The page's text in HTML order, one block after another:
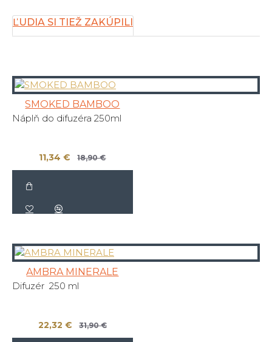
ĽUDIA SI TIEŽ ZAKÚPILI
SMOKED BAMBOO
Náplň do difuzéra 250ml
11,34 € 18,90 €
AMBRA MINERALE
Difuzér 250 ml
22,32 € 31,90 €